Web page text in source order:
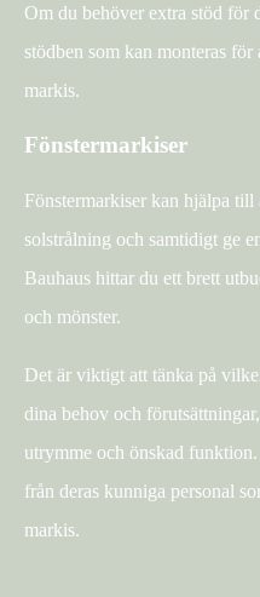
Om du behöver extra stöd för
stödben som kan monteras
markis.
Fönstermarkiser
Fönstermarkiser kan hjälpa
solstrålning och samtidigt ge
Bauhaus hittar du ett brett
och mönster.
Det är viktigt att tänka på
dina behov och
utrymme och önskad
från deras kunniga personal
markis.